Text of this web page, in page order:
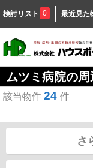
検討リスト 0 最近見た
ムツミ病院の
該当物件 24 件
さ